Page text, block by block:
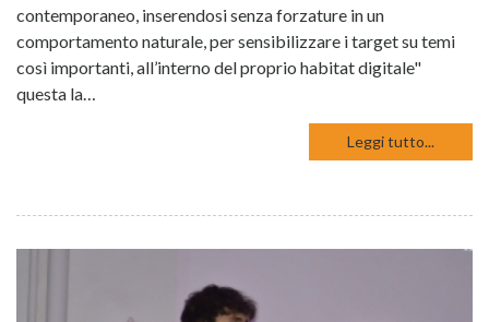
contemporaneo, inserendosi senza forzature in un
comportamento naturale, per sensibilizzare i target su temi
così importanti, all’interno del proprio habitat digitale"
questa la…
Leggi tutto...